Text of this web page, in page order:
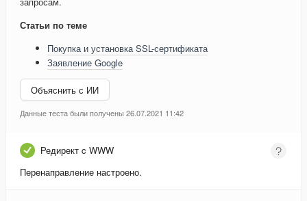
Статьи по теме
Покупка и установка SSL-сертификата
Заявление Google
Объяснить с ИИ
Данные теста были получены 26.07.2021 11:42
Редирект c WWW
Перенаправление настроено.